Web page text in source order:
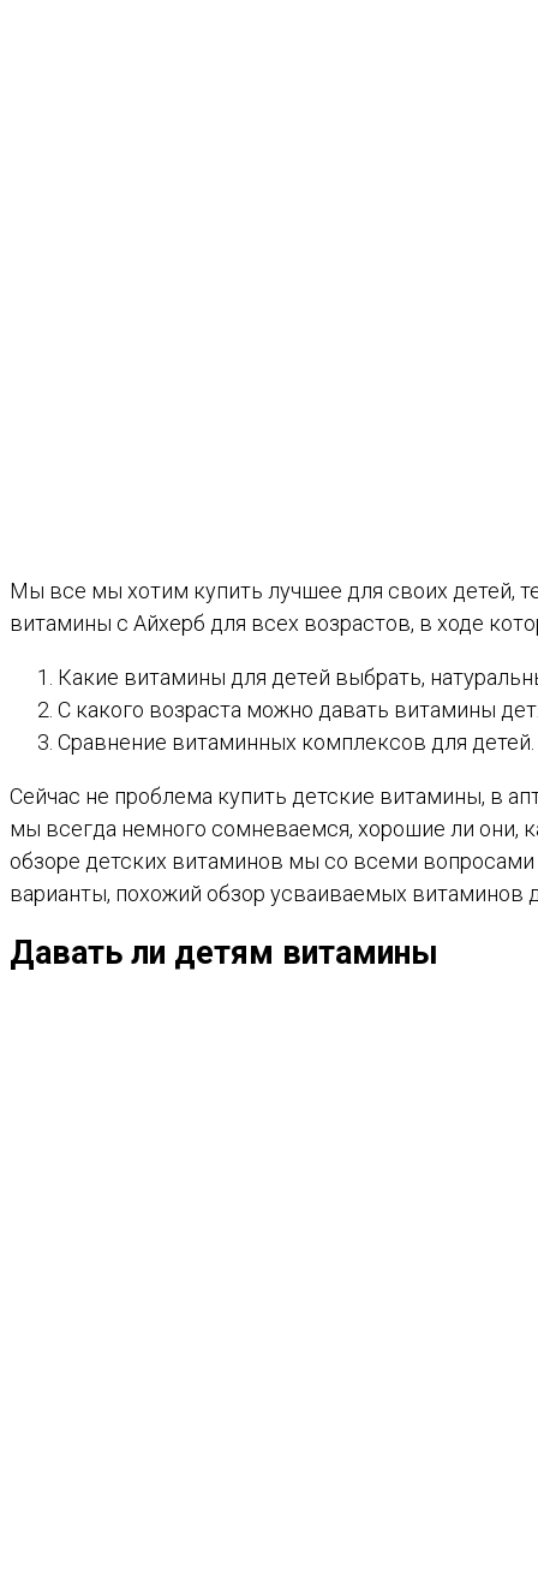
Мы все мы хотим купить лучшее для своих детей,
витамины с Айхерб для всех возрастов, в ходе
Какие витамины для детей выбрать,
С какого возраста можно давать витамины
Сравнение витаминных комплексов для детей.
Сейчас не проблема купить детские витамины, в
мы всегда немного сомневаемся, хорошие ли они,
обзоре детских витаминов мы со всеми
варианты, похожий обзор усваиваемых витаминов
Давать ли детям витамины